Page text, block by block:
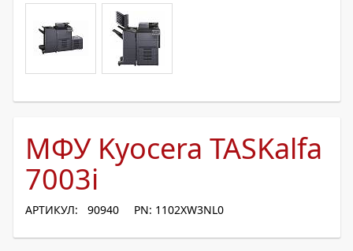
МФУ Kyocera TASKalfa
7003i
АРТИКУЛ: 90940 PN: 1102XW3NL0